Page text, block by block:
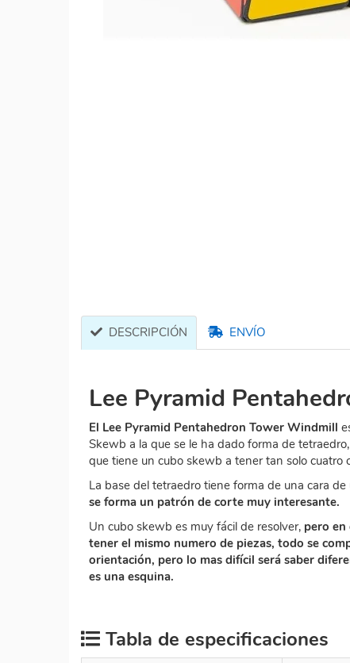
DESCRIPCIÓN ENVÍO
Lee Pyramid
El Lee Pyramid Pentahedron Tower Windmill
Skewb a la que se le ha dado forma de
que tiene un cubo skewb a tener tan solo cuatro
La base del tetraedro tiene forma de una cara
se forma un patrón de corte muy interesante.
Un cubo skewb es muy fácil de resolver, pero en
tener el mismo numero de piezas, todo se
orientación, pero lo mas difícil será saber
es una esquina.
Tabla de especificaciones